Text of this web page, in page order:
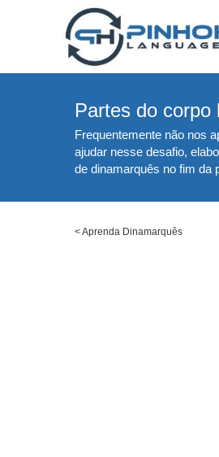
Partes do corpo
Frequentemente não nos
ajudar nesse desafio,
de dinamarquês no fim da
<Aprenda Dinamarquês